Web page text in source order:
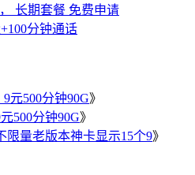
长期套餐 免费申请
分钟通话
元500分钟90G》
500分钟90G》
限量老版本神卡显示15个9》